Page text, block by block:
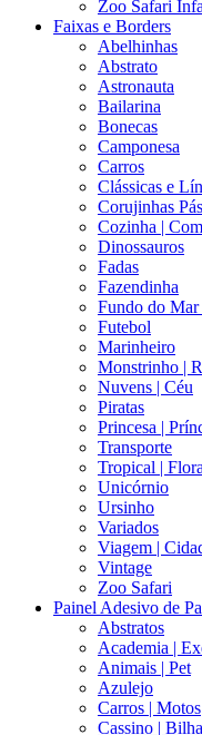
Zoo Safari
Faixas e Borders
Abelhinhas
Abstrato
Astronauta
Bailarina
Bonecas
Camponesa
Carros
Clássicas e
Corujinhas
Cozinha |
Dinossauros
Fadas
Fazendinha
Fundo do
Futebol
Marinheiro
Monstrinho |
Nuvens | Céu
Piratas
Princesa |
Transporte
Tropical |
Unicórnio
Ursinho
Variados
Viagem |
Vintage
Zoo Safari
Painel Adesivo de
Abstratos
Academia |
Animais | Pet
Azulejo
Carros | Motos
Cassino |